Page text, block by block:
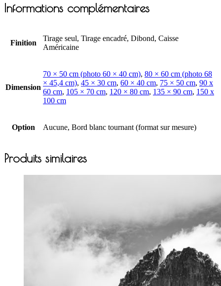
Informations complémentaires
Finition
Tirage seul, Tirage encadré, Dibond, Caisse
Américaine
Dimension
70 × 50 cm (photo 60 × 40 cm), 80 × 60 cm (photo 68
× 45,4 cm), 45 × 30 cm, 60 × 40 cm, 75 × 50 cm, 90 x
60 cm, 105 × 70 cm, 120 × 80 cm, 135 × 90 cm, 150 x
100 cm
Option Aucune, Bord blanc tournant (format sur mesure)
Produits similaires